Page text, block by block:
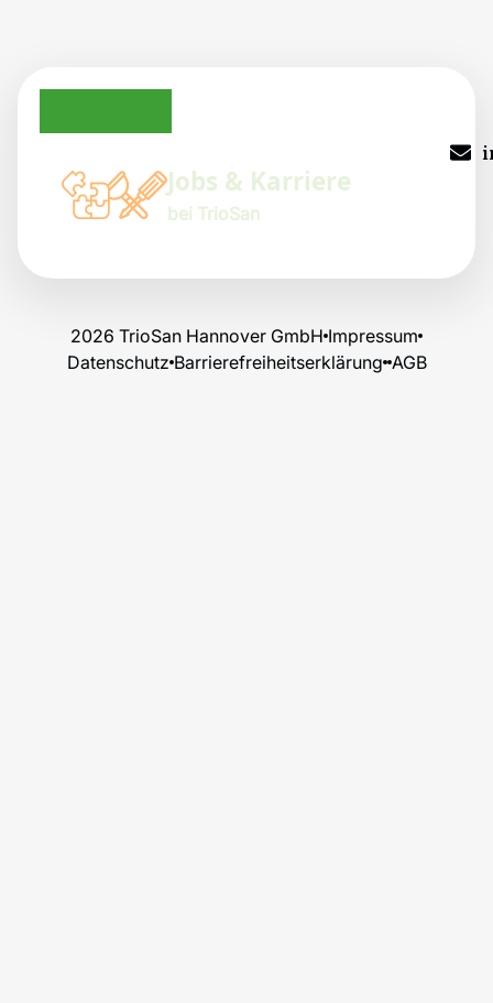
Jobs & Karriere
bei TrioSan
2026 TrioSan Hannover GmbH Impressum
Datenschutz Barrierefreiheitserklärung AGB